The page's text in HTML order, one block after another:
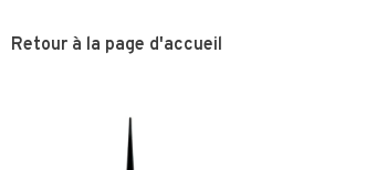
Retour à la page d'accueil